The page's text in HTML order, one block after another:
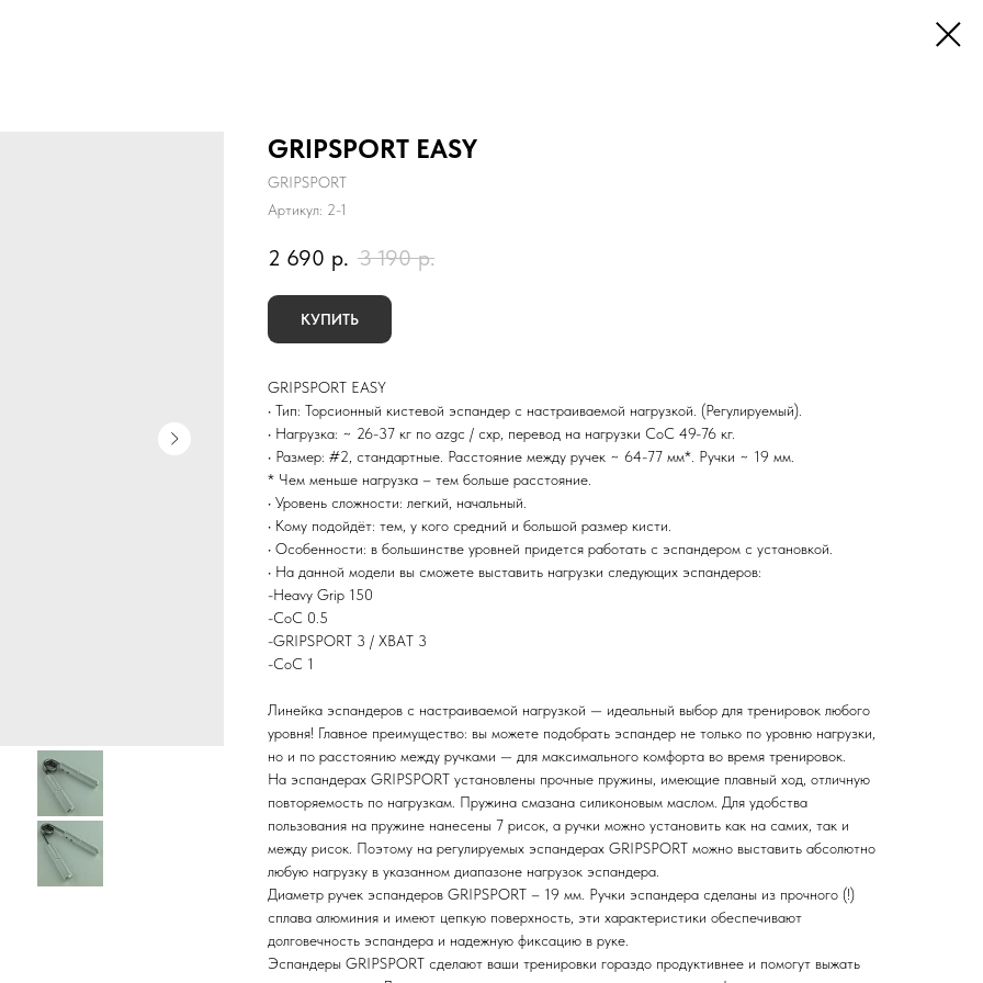
GRIPSPORT EASY
GRIPSPORT
Артикул: 2-1
2 690 р. 3 190 р.
КУПИТЬ
GRIPSPORT EASY
• Тип: Торсионный кистевой эспандер с настраиваемой нагрузкой. (Регулируемый).
• Нагрузка: ~ 26-37 кг по azgc / схр, перевод на нагрузки CoC 49-76 кг.
• Размер: #2, стандартные. Расстояние между ручек ~ 64-77 мм*. Ручки ~ 19 мм.
* Чем меньше нагрузка – тем больше расстояние.
• Уровень сложности: легкий, начальный.
• Кому подойдёт: тем, у кого средний и большой размер кисти.
• Особенности: в большинстве уровней придется работать с эспандером с установкой.
• На данной модели вы сможете выставить нагрузки следующих эспандеров:
-Heavy Grip 150
-CoC 0.5
-GRIPSPORT 3 / ХВАТ 3
-CoC 1
Линейка эспандеров с настраиваемой нагрузкой — идеальный выбор для тренировок любого
уровня! Главное преимущество: вы можете подобрать эспандер не только по уровню нагрузки,
но и по расстоянию между ручками — для максимального комфорта во время тренировок.
На эспандерах GRIPSPORT установлены прочные пружины, имеющие плавный ход, отличную
повторяемость по нагрузкам. Пружина смазана силиконовым маслом. Для удобства
пользования на пружине нанесены 7 рисок, а ручки можно установить как на самих, так и
между рисок. Поэтому на регулируемых эспандерах GRIPSPORT можно выставить абсолютно
любую нагрузку в указанном диапазоне нагрузок эспандера.
Диаметр ручек эспандеров GRIPSPORT – 19 мм. Ручки эспандера сделаны из прочного (!)
сплава алюминия и имеют цепкую поверхность, эти характеристики обеспечивают
долговечность эспандера и надежную фиксацию в руке.
Эспандеры GRIPSPORT сделают ваши тренировки гораздо продуктивнее и помогут выжать